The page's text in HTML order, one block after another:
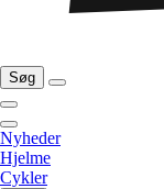
Søg
Nyheder
Hjelme
Cykler